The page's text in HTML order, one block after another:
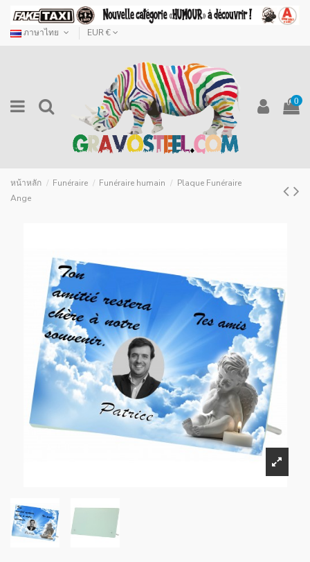
ภาษาไทย EUR €
0
หน้าหลัก Funéraire Funéraire humain
Plaque Funéraire
Ange